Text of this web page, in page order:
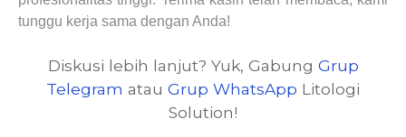
tunggu kerja sama dengan Anda!
Diskusi lebih lanjut? Yuk, Gabung Grup
Telegram atau Grup WhatsApp Litologi
Solution!